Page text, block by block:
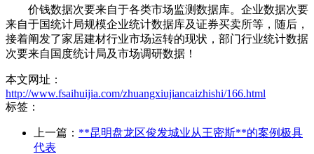
价钱数据次要来自于各类市场监测数据库。企业数据次要
来自于国统计局规模企业统计数据库及证券买卖所等，随后，
接着阐发了家居建材行业市场运转的现状，部门行业统计数据
次要来自国度统计局及市场调研数据！
本文网址：
http://www.fsaihuijia.com/zhuangxiujiancaizhishi/166.html
标签：
上一篇： **昆明盘龙区俊发城业从王密斯**的案例极具
代表